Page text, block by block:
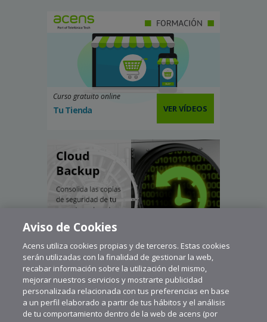
Curso gratuito online
Tu Tienda VER VÍDEOS
Aviso de Cookies
Acens utiliza cookies propias y de terceros. Estas cookies
serán utilizadas con la finalidad de gestionar la web,
recabar información sobre la utilización del mismo,
mejorar nuestros servicios y mostrarte publicidad
personalizada relacionada con tus preferencias en base
a un perfil elaborado a partir de tus hábitos y el análisis
de tu comportamiento dentro de la web de acens (por